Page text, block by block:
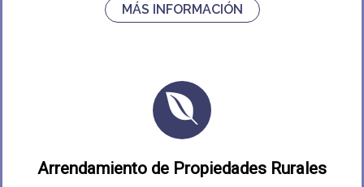
MÁS INFORMACIÓN
Arrendamiento de Propiedades Rurales